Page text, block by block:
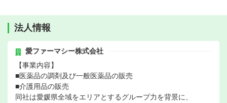
法人情報
愛ファーマシー株式会社
【事業内容】
■医薬品の調剤及び一般医薬品の販売
■介護用品の販売
同社は愛媛県全域をエリアとするグループ力を背景に、